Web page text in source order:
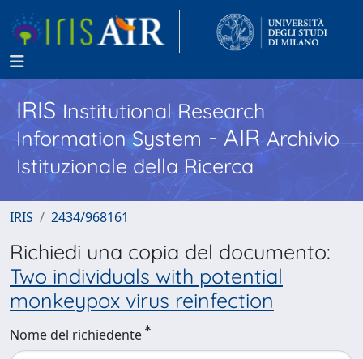
IRISInstitutional Research
Information System - AIR Archivio
Istituzionale della Ricerca
IRIS 2434/968161
Richiedi una copia del documento:
Two individuals with potential
monkeypox virus reinfection
Nome del richiedente